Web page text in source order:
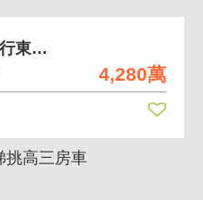
4,280萬
都更宅🌸士林天母🌸德行東路稀有釋出1樓🌸